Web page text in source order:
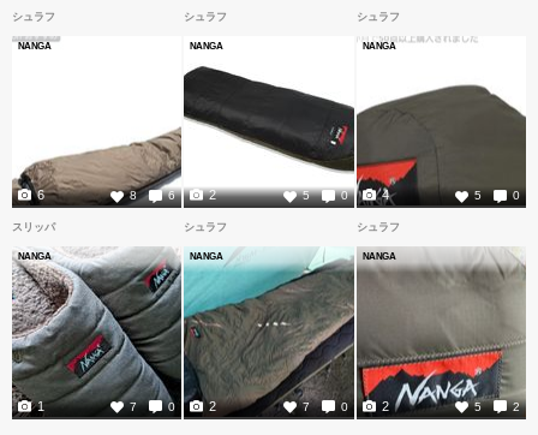
シュラフ
NANGA
8 6
6
シュラフ
NANGA
5 0
2
シュラフ
NANGA
5 0
4
スリッパ
NANGA
7 0
1
シュラフ
NANGA
7 0
2
シュラフ
NANGA
5 2
2